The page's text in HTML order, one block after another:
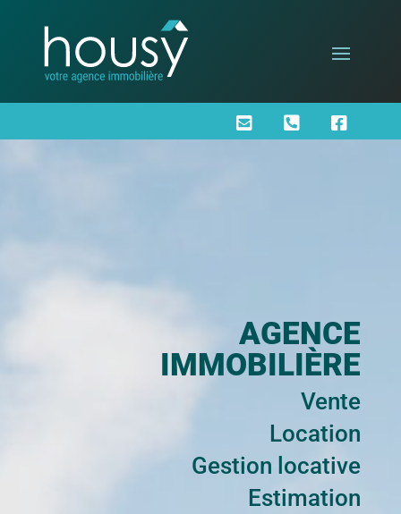
  
AGENCE
IMMOBILIÈRE
Vente
Location
Gestion locative
Estimation